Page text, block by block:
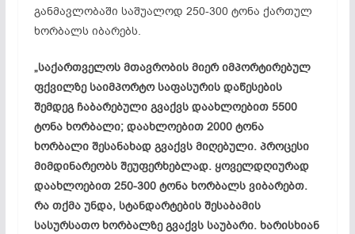
განმავლობაში საშუალოდ 250-300 ტონა ქართულ
ხორბალს იბარებს.
„საქართველოს მთავრობის მიერ იმპორტირებულ
ფქვილზე საიმპორტო საფასურის დაწესების
შემდეგ ჩაბარებული გვაქვს დაახლოებით 5500
ტონა ხორბალი; დაახლოებით 2000 ტონა
ხორბალი შესანახად გვაქვს მიღებული. პროცესი
მიმდინარეობს შეუფერხებლად. ყოველდღიურად
დაახლოებით 250-300 ტონა ხორბალს ვიბარებთ.
რა თქმა უნდა, სტანდარტების შესაბამის
სასურსათო ხორბალზე გვაქვს საუბარი. ხარისხიან